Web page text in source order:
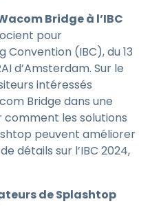
Bridge à l’IBC
pour
(IBC), du 13
d’Amsterdam. Sur le
intéressés
Bridge dans une
les solutions
peuvent améliorer
détails sur l’IBC 2024,
de Splashtop